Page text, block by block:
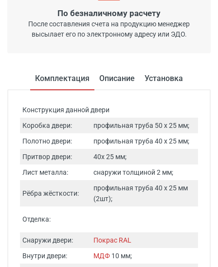
По безналичному расчету
После составления счета на продукцию менеджер
высылает его по электронному адресу или ЭДО.
Комплектация Описание Установка
Конструкция данной двери
Коробка двери:
профильная труба 50 х 25 мм;
Полотно двери:
профильная труба 40 х 25 мм;
Притвор двери:
40х 25 мм;
Лист металла:
снаружи толщиной 2 мм;
Рёбра жёсткости:
профильная труба 40 х 25 мм
(2шт);
Отделка:
Снаружи двери:
Покрас RAL
Внутри двери:
МДФ 10 мм;